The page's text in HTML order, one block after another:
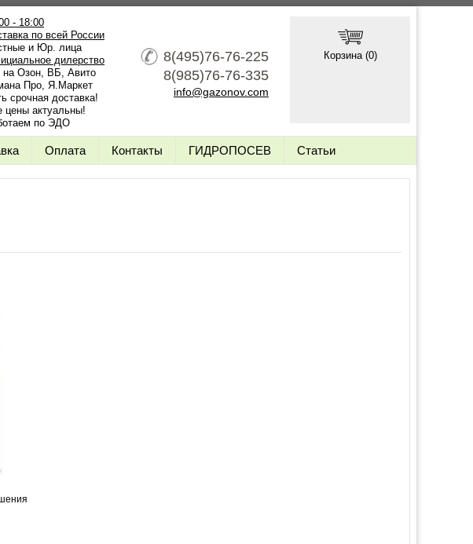
- 18:00
по всей России
и Юр. лица
дилерство
Озон, ВБ, Авито
Про, Я.Маркет
срочная доставка!
цены актуальны!
по ЭДО
8(495)76-76-225
8(985)76-76-335
info@gazonov.com
Корзина (0)
Оплата Контакты ГИДРОПОСЕВ Статьи